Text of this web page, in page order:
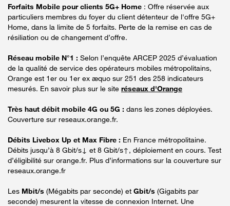
Forfaits Mobile pour clients 5G+ Home : Offre réservée aux
particuliers membres du foyer du client détenteur de l'offre 5G+
Home, dans la limite de 5 forfaits. Perte de la remise en cas de
résiliation ou de changement d’offre.
Réseau mobile N°1 : Selon l’enquête ARCEP 2025 d’évaluation
de la qualité de service des opérateurs mobiles métropolitains,
Orange est 1er ou 1er ex æquo sur 251 des 258 indicateurs
mesurés. En savoir plus sur le site réseaux d'Orange
Très haut débit mobile 4G ou 5G : dans les zones déployées.
Couverture sur reseaux.orange.fr.
Débits Livebox Up et Max Fibre : En France métropolitaine.
Débits jusqu’à 8 Gbit/s↓ et 8 Gbit/s↑, déploiement en cours. Test
d’éligibilité sur orange.fr. Plus d’informations sur la couverture sur
reseaux.orange.fr
Les Mbit/s (Mégabits par seconde) et Gbit/s (Gigabits par
seconde) mesurent la vitesse de connexion Internet. Une